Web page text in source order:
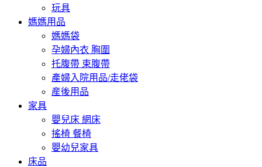
玩具
媽媽用品
媽媽袋
孕婦內衣 胸圍
托腹帶 束腹帶
產婦入院用品/走佬袋
産後用品
家具
嬰兒床 網床
搖椅 餐椅
嬰幼兒家具
床品